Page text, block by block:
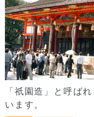
「祇園造」と呼ば
います。